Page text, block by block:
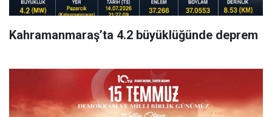
Kahramanmaraş’ta 4.2 büyüklüğünde deprem